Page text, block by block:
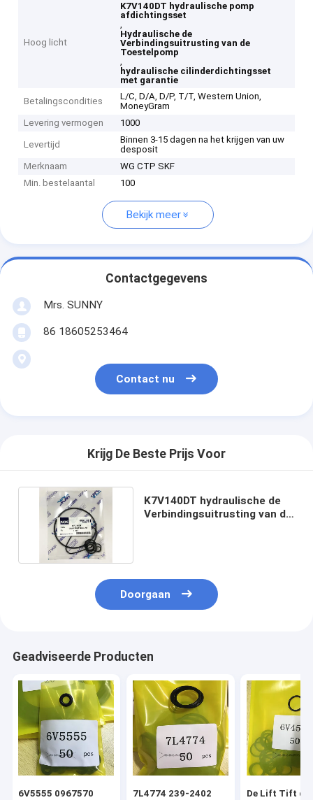
Hoog licht
K7V140DT hydraulische pomp
afdichtingsset
,
Hydraulische de
Verbindingsuitrusting van de
Toestelpomp
,
hydraulische cilinderdichtingsset
met garantie
Betalingscondities
L/C, D/A, D/P, T/T, Western Union,
MoneyGram
Levering vermogen
1000
Levertijd
Binnen 3-15 dagen na het krijgen van uw
desposit
Merknaam
WG CTP SKF
Min. bestelaantal
100
Bekijk meer
Contactgegevens
Mrs. SUNNY
86 18605253464
Contact nu
Krijg De Beste Prijs Voor
K7V140DT hydraulische de
Verbindingsuitrusting van de
Doorgaan
Geadviseerde Producten
6V5555 0967570
7L4774 239-2402
De Lift Tift die